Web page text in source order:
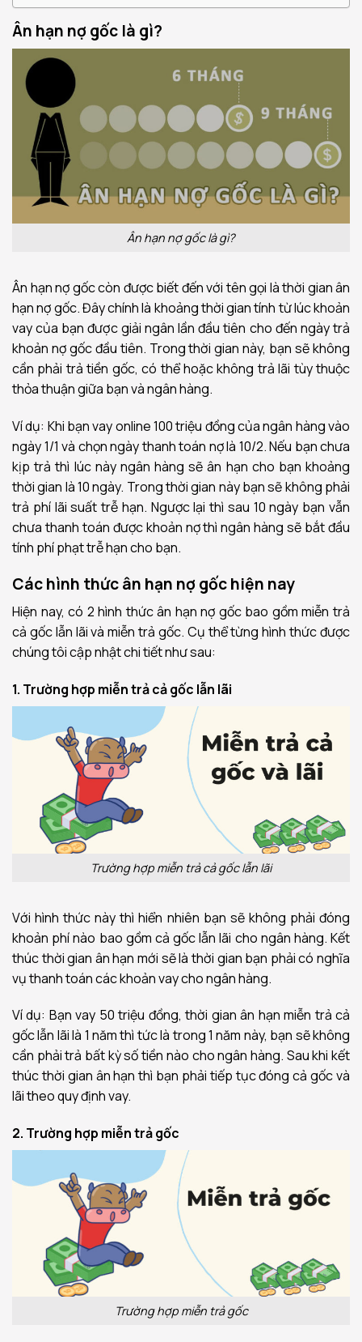
Ân hạn nợ gốc là gì?
Ân hạn nợ gốc là gì?
Ân hạn nợ gốc còn được biết đến với tên gọi là thời gian ân
hạn nợ gốc. Đây chính là khoảng thời gian tính từ lúc khoản
vay của bạn được giải ngân lần đầu tiên cho đến ngày trả
khoản nợ gốc đầu tiên. Trong thời gian này, bạn sẽ không
cần phải trả tiền gốc, có thể hoặc không trả lãi tùy thuộc
thỏa thuận giữa bạn và ngân hàng.
Ví dụ: Khi bạn vay online 100 triệu đồng của ngân hàng vào
ngày 1/1 và chọn ngày thanh toán nợ là 10/2. Nếu bạn chưa
kịp trả thì lúc này ngân hàng sẽ ân hạn cho bạn khoảng
thời gian là 10 ngày. Trong thời gian này bạn sẽ không phải
trả phí lãi suất trễ hạn. Ngược lại thì sau 10 ngày bạn vẫn
chưa thanh toán được khoản nợ thì ngân hàng sẽ bắt đầu
tính phí phạt trễ hạn cho bạn.
Các hình thức ân hạn nợ gốc hiện nay
Hiện nay, có 2 hình thức ân hạn nợ gốc bao gồm miễn trả
cả gốc lẫn lãi và miễn trả gốc. Cụ thể từng hình thức được
chúng tôi cập nhật chi tiết như sau:
1. Trường hợp miễn trả cả gốc lẫn lãi
Trường hợp miễn trả cả gốc lẫn lãi
Với hình thức này thì hiển nhiên bạn sẽ không phải đóng
khoản phí nào bao gồm cả gốc lẫn lãi cho ngân hàng. Kết
thúc thời gian ân hạn mới sẽ là thời gian bạn phải có nghĩa
vụ thanh toán các khoản vay cho ngân hàng.
Ví dụ: Bạn vay 50 triệu đồng, thời gian ân hạn miễn trả cả
gốc lẫn lãi là 1 năm thì tức là trong 1 năm này, bạn sẽ không
cần phải trả bất kỳ số tiền nào cho ngân hàng. Sau khi kết
thúc thời gian ân hạn thì bạn phải tiếp tục đóng cả gốc và
lãi theo quy định vay.
2. Trường hợp miễn trả gốc
Trường hợp miễn trả gốc